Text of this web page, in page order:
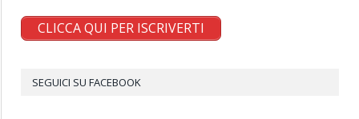
CLICCA QUI PER ISCRIVERTI
SEGUICI SU FACEBOOK